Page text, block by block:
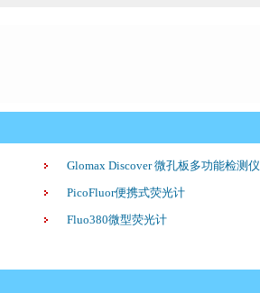
Glomax Discover 微孔板多功能检测仪
PicoFluor便携式荧光计
Fluo380微型荧光计